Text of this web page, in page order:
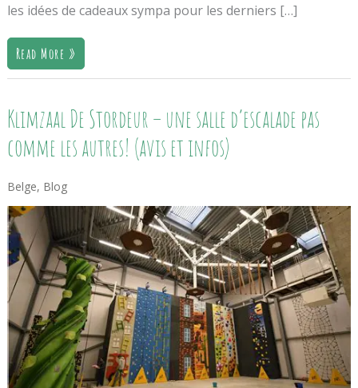
les idées de cadeaux sympa pour les derniers […]
Read More »
Klimzaal De Stordeur – une salle d’escalade pas
comme les autres! (avis et infos)
Belge, Blog
Klimzaal
De
Stordeur
–
Salle
D’escalade
Pas
Comme
Les
Autres!
(avis
Et
Infos)